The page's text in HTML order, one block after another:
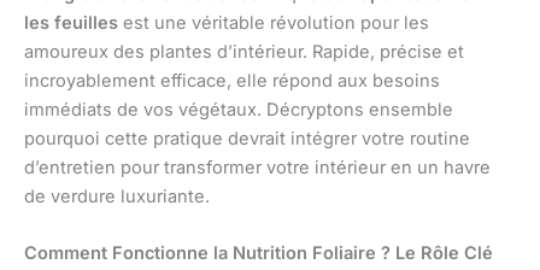
les feuilles est une véritable révolution pour les
amoureux des plantes d’intérieur. Rapide, précise et
incroyablement efficace, elle répond aux besoins
immédiats de vos végétaux. Décryptons ensemble
pourquoi cette pratique devrait intégrer votre routine
d’entretien pour transformer votre intérieur en un havre
de verdure luxuriante.
Comment Fonctionne la Nutrition Foliaire ? Le Rôle Clé